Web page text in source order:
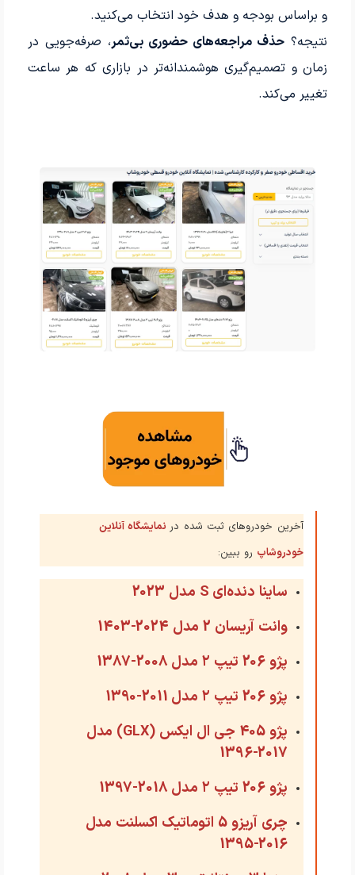
و براساس بودجه و هدف خود انتخاب می‌کنید.
نتیجه؟ حذف مراجعه‌های حضوری بی‌ثمر، صرفه‌جویی در
زمان و تصمیم‌گیری هوشمندانه‌تر در بازاری که هر ساعت
تغییر می‌کند.
آخرین خودروهای ثبت شده درنمایشگاه آنلاین
خودروشاپ رو ببین:
ساینا دنده‌ای S مدل 2023
وانت آریسان 2 مدل 2024-1403
پژو 206 تیپ ۲ مدل 2008-1387
پژو 206 تیپ ۲ مدل 2011-1390
پژو 405 جی ال ایکس (GLX) مدل
2017-1396
پژو 206 تیپ ۲ مدل 2018-1397
چری آریزو 5 اتوماتیک اکسلنت مدل
2016-1395